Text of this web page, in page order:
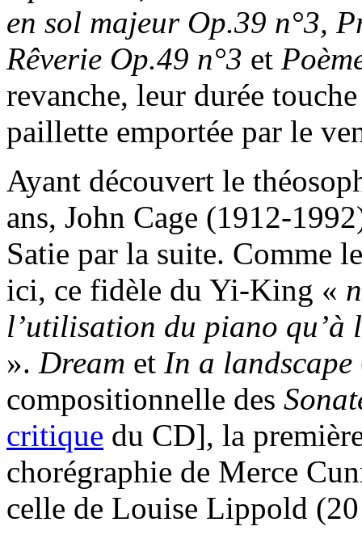
en sol majeur Op.39 n°3,
Rêverie Op.49 n°3 et
revanche, leur durée
paillette emportée par le
Ayant découvert le
ans, John Cage (1912-
Satie par la suite. Comme
ici, ce fidèle du Yi-King «
l’utilisation du piano qu’à
». Dream et In a landscape
compositionnelle des
critique du CD], la
chorégraphie de Merce
celle de Louise Lippold